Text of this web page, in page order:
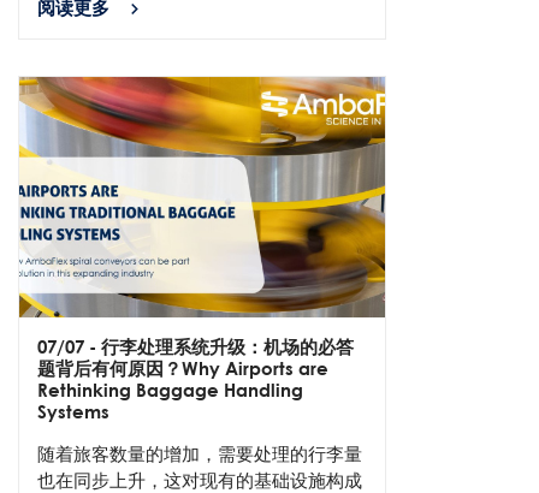
阅读更多
07/07 - 行李处理系统升级：机场的必答
题背后有何原因？Why Airports are
Rethinking Baggage Handling
Systems
随着旅客数量的增加，需要处理的行李量
也在同步上升，这对现有的基础设施构成